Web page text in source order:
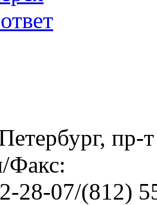
пр-
Факс:
28-07/(812)